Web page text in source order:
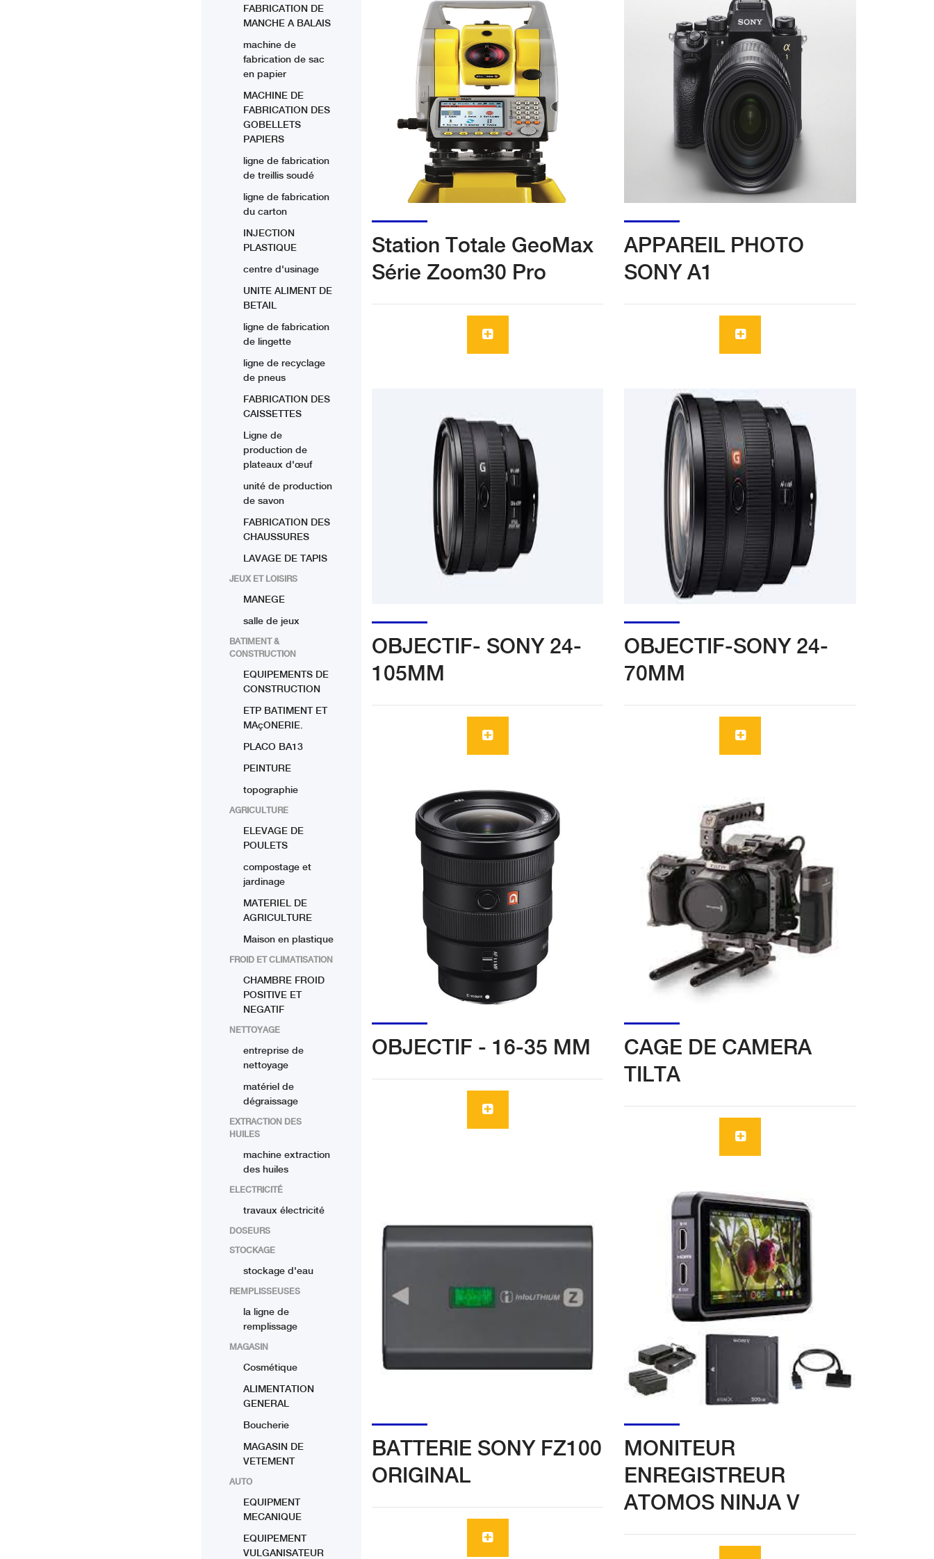
FABRICATION DE
MANCHE A BALAIS
machine de
fabrication de sac
en papier
MACHINE DE
FABRICATION DES
GOBELLETS
PAPIERS
ligne de fabrication
de treillis soudé
ligne de fabrication
du carton
INJECTION
PLASTIQUE
centre d'usinage
UNITE ALIMENT DE
BETAIL
ligne de fabrication
de lingette
ligne de recyclage
de pneus
FABRICATION DES
CAISSETTES
Ligne de
production de
plateaux d'œuf
unité de production
de savon
FABRICATION DES
CHAUSSURES
LAVAGE DE TAPIS
JEUX ET LOISIRS
MANEGE
salle de jeux
BATIMENT &
CONSTRUCTION
EQUIPEMENTS DE
CONSTRUCTION
ETP BATIMENT ET
MAçONERIE.
PLACO BA13
PEINTURE
topographie
AGRICULTURE
ELEVAGE DE
POULETS
compostage et
jardinage
MATERIEL DE
AGRICULTURE
Maison en plastique
FROID ET CLIMATISATION
CHAMBRE FROID
POSITIVE ET
NEGATIF
NETTOYAGE
entreprise de
nettoyage
matériel de
dégraissage
EXTRACTION DES
HUILES
machine extraction
des huiles
ELECTRICITÉ
travaux électricité
DOSEURS
STOCKAGE
stockage d'eau
REMPLISSEUSES
la ligne de
remplissage
MAGASIN
Cosmétique
ALIMENTATION
GENERAL
Boucherie
MAGASIN DE
VETEMENT
AUTO
EQUIPMENT
MECANIQUE
EQUIPEMENT
VULGANISATEUR
Station Totale GeoMax
Série Zoom30 Pro
APPAREIL PHOTO
SONY A1
OBJECTIF- SONY 24-
105MM
OBJECTIF-SONY 24-
70MM
OBJECTIF - 16-35 MM
CAGE DE CAMERA
TILTA
BATTERIE SONY FZ100
ORIGINAL
MONITEUR
ENREGISTREUR
ATOMOS NINJA V